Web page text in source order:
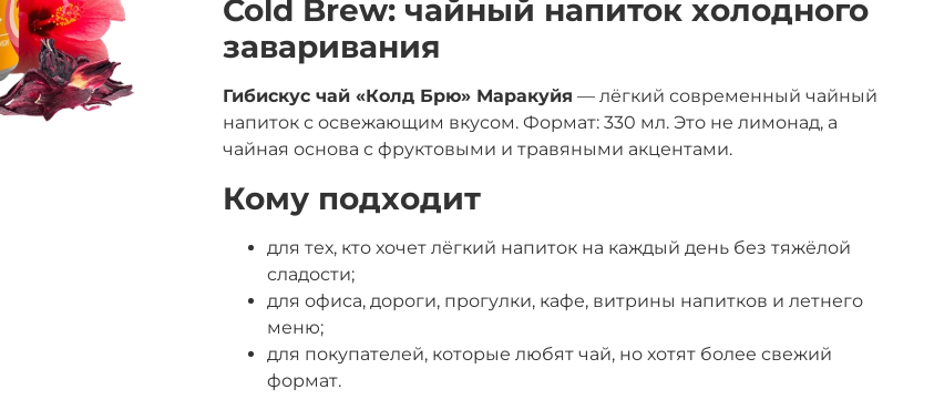
Cold Brew: чайный напиток холодного
заваривания
Гибискус чай «Колд Брю» Маракуйя — лёгкий современный чайный
напиток с освежающим вкусом. Формат: 330 мл. Это не лимонад, а
чайная основа с фруктовыми и травяными акцентами.
Кому подходит
для тех, кто хочет лёгкий напиток на каждый день без тяжёлой
сладости;
для офиса, дороги, прогулки, кафе, витрины напитков и летнего
меню;
для покупателей, которые любят чай, но хотят более свежий
формат.